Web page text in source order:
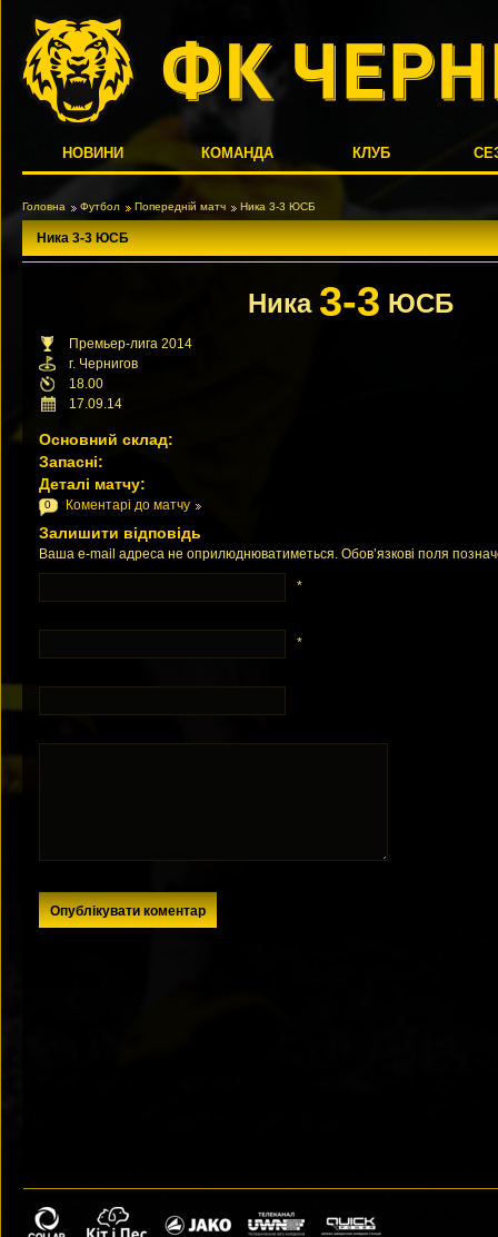
НОВИНИ КОМАНДА КЛУБ
Головна Футбол Попередній матч Ника 3-3 ЮСБ
Ника 3-3 ЮСБ
Ника 3-3 ЮСБ
Премьер-лига 2014
г. Чернигов
18.00
17.09.14
Основний склад:
Запасні:
Деталі матчу:
0 Коментарі до матчу
Залишити відповідь
Ваша e-mail адреса не оприлюднюватиметься. Обов’язкові поля
*
*